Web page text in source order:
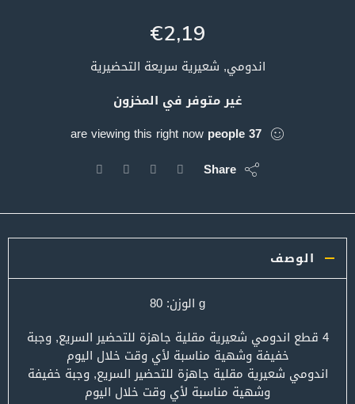
€2,19
اندومي, شعيرية سريعة التحضيرية
غير متوفر في المخزون
37
people
are viewing this right now
Share
الوصف
g الوزن: 80
4 قطع اندومي شعيرية مقلية جاهزة للتحضير السريع, وجبة
خفيفة وشهية مناسبة لأي وقت خلال اليوم
اندومي شعيرية مقلية جاهزة للتحضير السريع, وجبة خفيفة
وشهية مناسبة لأي وقت خلال اليوم